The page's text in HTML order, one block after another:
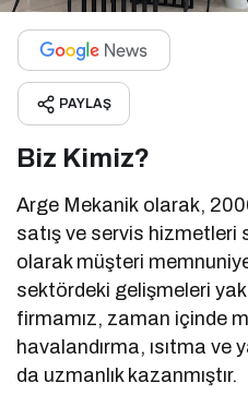
PAYLAŞ
Biz Kimiz?
Arge Mekanik olarak,
satış ve servis hizmetleri
olarak müşteri
sektördeki gelişmeleri
firmamız, zaman içinde
havalandırma, ısıtma ve
da uzmanlık kazanmıştır.